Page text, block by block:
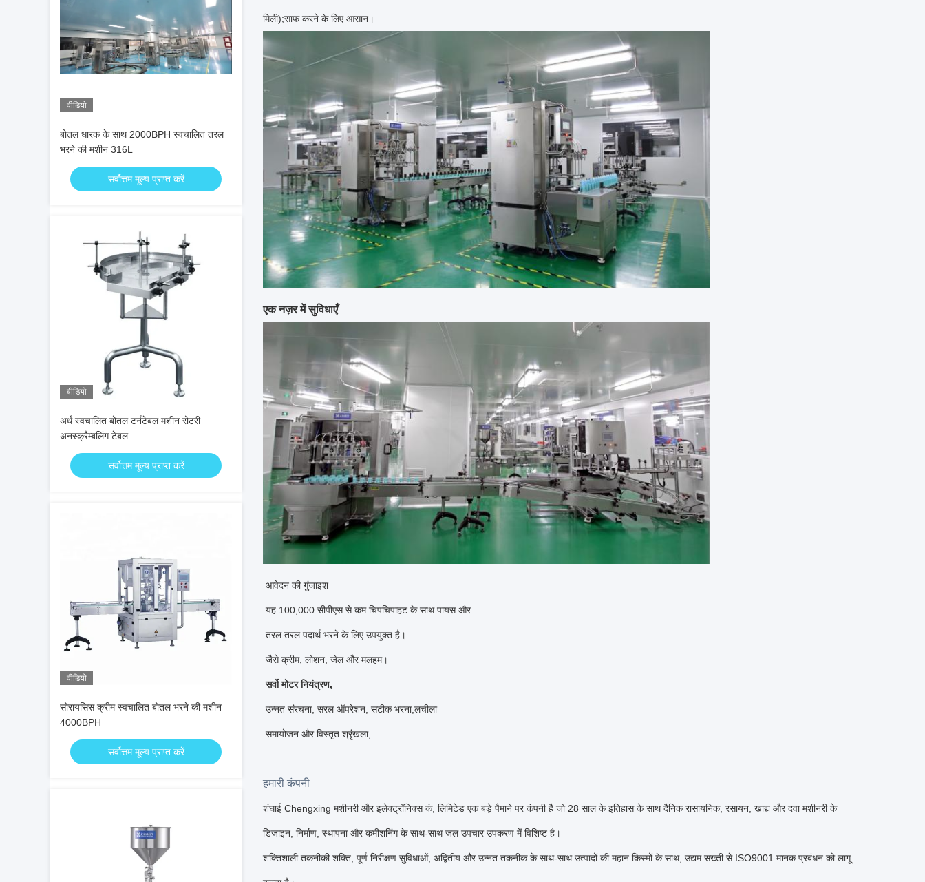
वीडियो
बोतल धारक के साथ 2000BPH स्वचालित तरल
भरने की मशीन 316L
सर्वोत्तम मूल्य प्राप्त करें
वीडियो
अर्ध स्वचालित बोतल टर्नटेबल मशीन रोटरी
अनस्क्रैम्बलिंग टेबल
सर्वोत्तम मूल्य प्राप्त करें
वीडियो
सोरायसिस क्रीम स्वचालित बोतल भरने की मशीन
4000BPH
सर्वोत्तम मूल्य प्राप्त करें
मिली);साफ करने के लिए आसान।
एक नज़र में सुविधाएँ
आवेदन की गुंजाइश
यह 100,000 सीपीएस से कम चिपचिपाहट के साथ पायस और
तरल तरल पदार्थ भरने के लिए उपयुक्त है।
जैसे क्रीम, लोशन, जेल और मलहम।
सर्वो मोटर नियंत्रण,
उन्नत संरचना, सरल ऑपरेशन, सटीक भरना;लचीला
समायोजन और विस्तृत श्रृंखला;
हमारी कंपनी
शंघाई Chengxing मशीनरी और इलेक्ट्रॉनिक्स कं, लिमिटेड एक बड़े पैमाने पर कंपनी है जो 28 साल के इतिहास के साथ दैनिक रासायनिक, रसायन, खाद्य और दवा मशीनरी के
डिजाइन, निर्माण, स्थापना और कमीशनिंग के साथ-साथ जल उपचार उपकरण में विशिष्ट है।
शक्तिशाली तकनीकी शक्ति, पूर्ण निरीक्षण सुविधाओं, अद्वितीय और उन्नत तकनीक के साथ-साथ उत्पादों की महान किस्मों के साथ, उद्यम सख्ती से ISO9001 मानक प्रबंधन को लागू